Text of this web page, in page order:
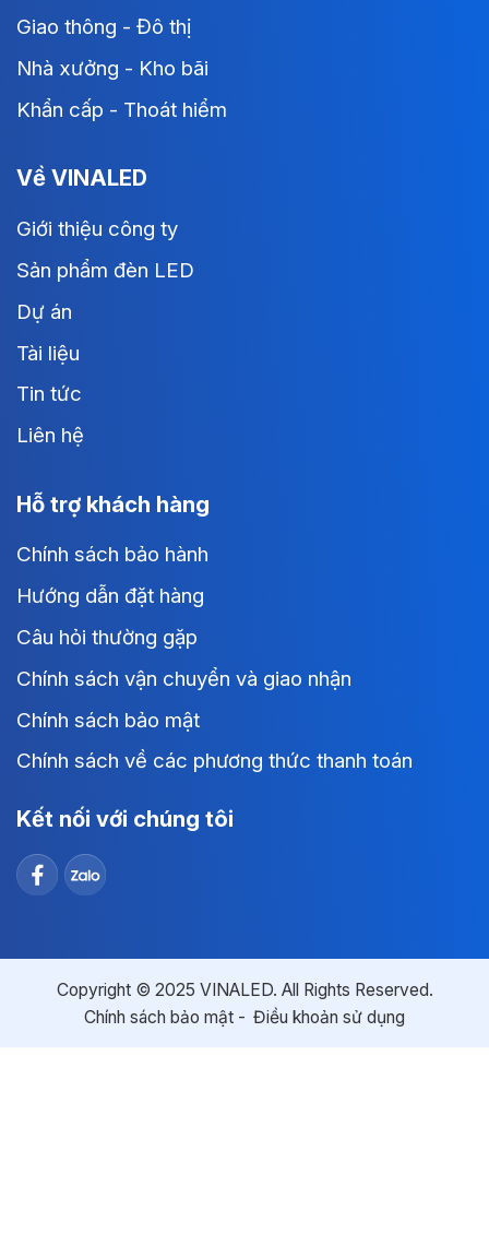
Giao thông - Đô thị
Nhà xưởng - Kho bãi
Khẩn cấp - Thoát hiểm
Về VINALED
Giới thiệu công ty
Sản phẩm đèn LED
Dự án
Tài liệu
Tin tức
Liên hệ
Hỗ trợ khách hàng
Chính sách bảo hành
Hướng dẫn đặt hàng
Câu hỏi thường gặp
Chính sách vận chuyển và giao nhận
Chính sách bảo mật
Chính sách về các phương thức thanh toán
Kết nối với chúng tôi
Copyright © 2025 VINALED. All Rights Reserved.
Chính sách bảo mật
Điều khoản sử dụng